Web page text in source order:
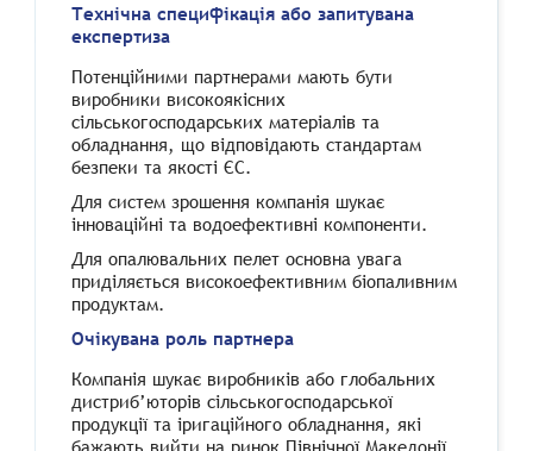
Технічна специфікація або запитувана
експертиза
Потенційними партнерами мають бути
виробники високоякісних
сільськогосподарських матеріалів та
обладнання, що відповідають стандартам
безпеки та якості ЄС.
Для систем зрошення компанія шукає
інноваційні та водоефективні компоненти.
Для опалювальних пелет основна увага
приділяється високоефективним біопаливним
продуктам.
Очікувана роль партнера
Компанія шукає виробників або глобальних
дистриб’юторів сільськогосподарської
продукції та іригаційного обладнання, які